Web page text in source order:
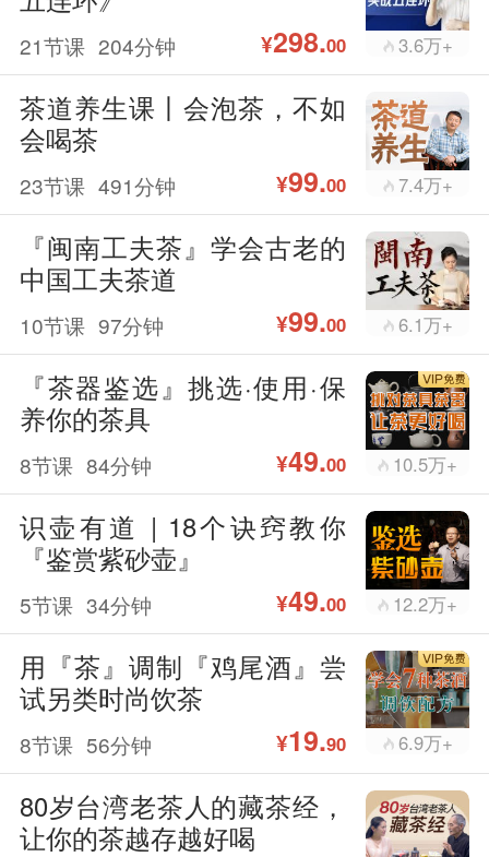
21节课 204分钟 ¥298.00 3.6万+
茶道养生课丨会泡茶，不如
会喝茶
23节课 491分钟 ¥99.00 7.4万+
『闽南工夫茶』学会古老的
中国工夫茶道
10节课 97分钟 ¥99.00 6.1万+
『茶器鉴选』挑选·使用·保
养你的茶具
8节课 84分钟 ¥49.00 10.5万+
识壶有道 | 18个诀窍教你
『鉴赏紫砂壶』
5节课 34分钟 ¥49.00 12.2万+
用『茶』调制『鸡尾酒』尝
试另类时尚饮茶
8节课 56分钟 ¥19.90 6.9万+
80岁台湾老茶人的藏茶经，
让你的茶越存越好喝